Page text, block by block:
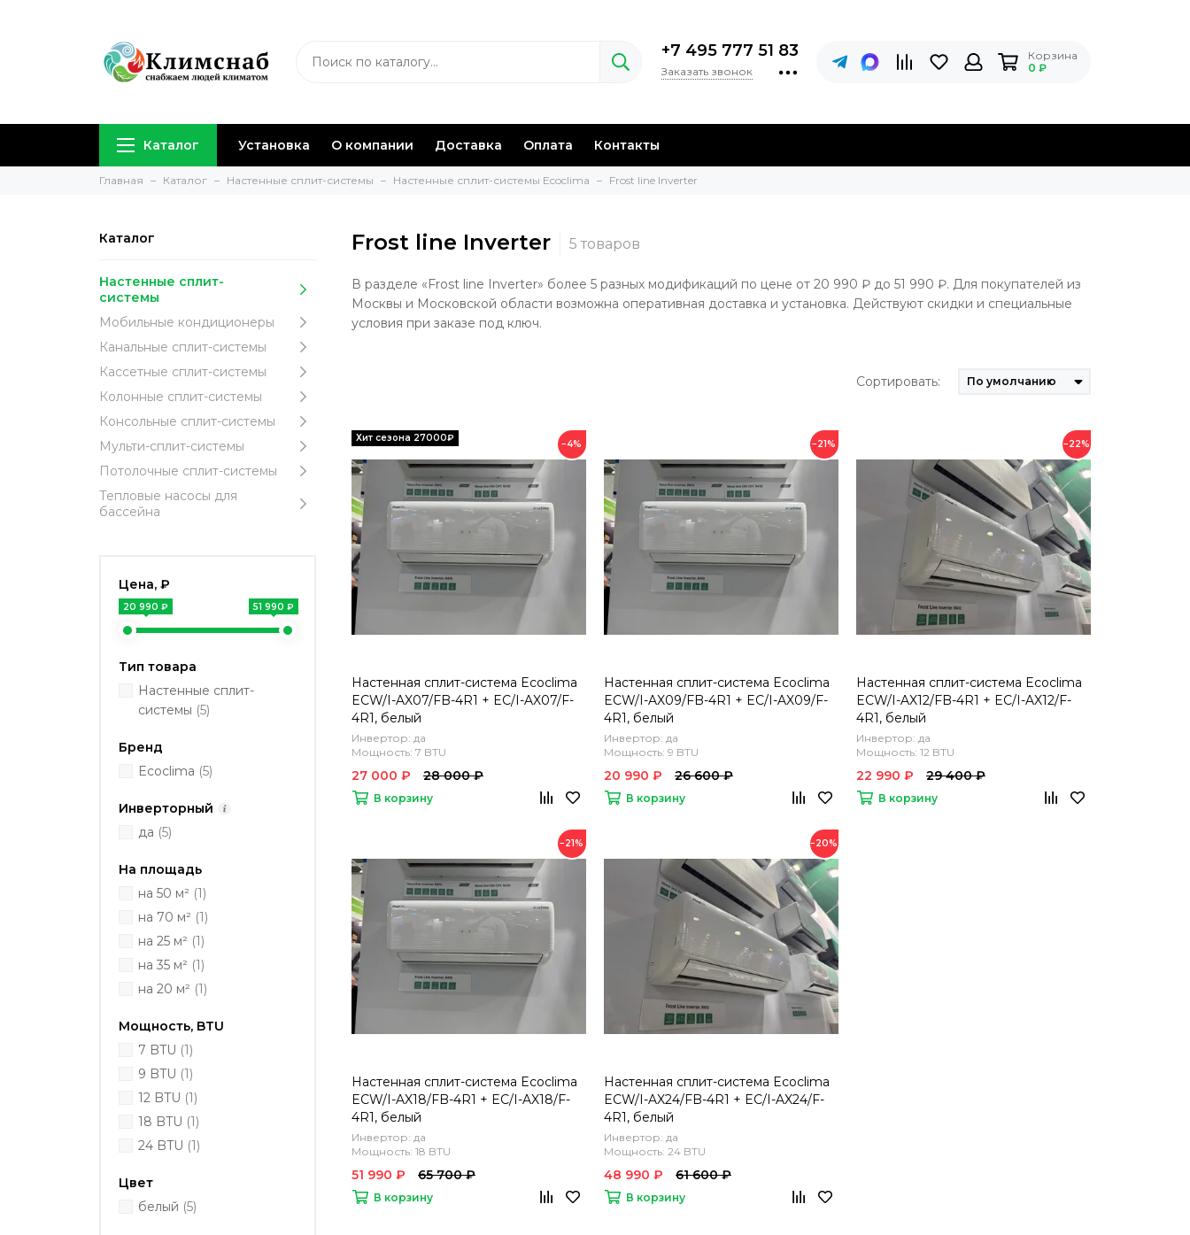
+7 495 777 51 83
Заказать звонок
Корзина
0 ₽
Каталог Установка О компании Доставка Оплата Контакты
Главная Каталог Настенные сплит-системы Настенные сплит-системы Ecoclima Frost line Inverter
Каталог
Настенные сплит-
системы
Мобильные кондиционеры
Канальные сплит-системы
Кассетные сплит-системы
Колонные сплит-системы
Консольные сплит-системы
Мульти-сплит-системы
Потолочные сплит-системы
Тепловые насосы для
бассейна
Цена, ₽
20 990 ₽ 51 990 ₽
Тип товара
Настенные сплит-
системы (5)
Бренд
Ecoclima (5)
Инверторный
да (5)
На площадь
на 50 м² (1)
на 70 м² (1)
на 25 м² (1)
на 35 м² (1)
на 20 м² (1)
Мощность, BTU
7 BTU (1)
9 BTU (1)
12 BTU (1)
18 BTU (1)
24 BTU (1)
Цвет
белый (5)
Frost line Inverter
В разделе «Frost line Inverter» более 5 разных модификаций по цене от 20 990 ₽ до 51 990 ₽. Для покупателей из
Москвы и Московской области возможна оперативная доставка и установка. Действуют скидки и специальные
условия при заказе под ключ.
Сортировать:
−4%
Настенная сплит-система Ecoclima
ECW/I-AX07/FB-4R1 + EC/I-AX07/F-
4R1, белый
Инвертор: да
Мощность: 7 BTU
27 000 ₽ 28 000 ₽
В корзину
−21%
Настенная сплит-система Ecoclima
ECW/I-AX09/FB-4R1 + EC/I-AX09/F-
4R1, белый
Инвертор: да
Мощность: 9 BTU
20 990 ₽ 26 600 ₽
В корзину
−22%
Настенная сплит-система Ecoclima
ECW/I-AX12/FB-4R1 + EC/I-AX12/F-
4R1, белый
Инвертор: да
Мощность: 12 BTU
22 990 ₽ 29 400 ₽
В корзину
−21%
Настенная сплит-система Ecoclima
ECW/I-AX18/FB-4R1 + EC/I-AX18/F-
4R1, белый
Инвертор: да
Мощность: 18 BTU
51 990 ₽ 65 700 ₽
В корзину
−20%
Настенная сплит-система Ecoclima
ECW/I-AX24/FB-4R1 + EC/I-AX24/F-
4R1, белый
Инвертор: да
Мощность: 24 BTU
48 990 ₽ 61 600 ₽
В корзину